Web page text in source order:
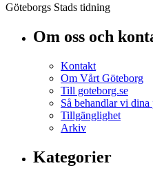
Göteborgs Stads tidning
Om oss och
Kontakt
Om Vårt Göteborg
Till goteborg.se
Så behandlar vi
Tillgänglighet
Arkiv
Kategorier